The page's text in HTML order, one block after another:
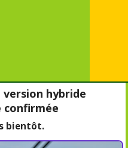
hybride
confirmée
bientôt.